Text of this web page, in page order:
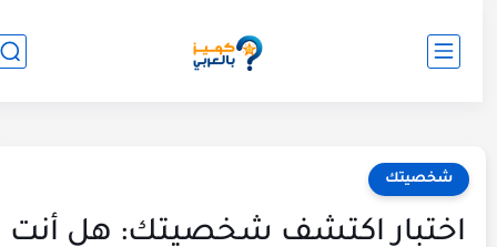
شخصيتك
اختبار اكتشف شخصيتك: هل أنت